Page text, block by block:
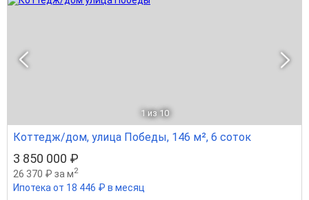
1 из 10
Коттедж/дом, улица Победы, 146 м², 6 соток
3 850 000 ₽
26 370 ₽ за м2
Ипотека от 18 446 ₽ в месяц